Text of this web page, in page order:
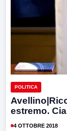
POLITICA
estremo.
4 OTTOBRE 2018